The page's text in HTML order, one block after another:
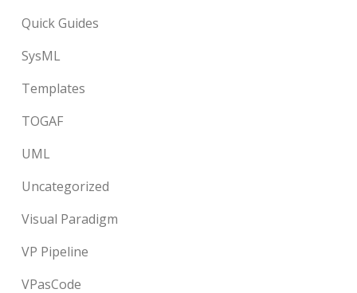
Quick Guides
SysML
Templates
TOGAF
UML
Uncategorized
Visual Paradigm
VP Pipeline
VPasCode